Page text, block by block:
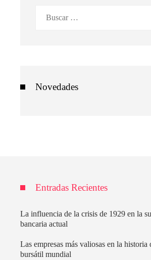
Novedades
Entradas Recientes
La influencia de la crisis de 1929 en la
bancaria actual
Las empresas más valiosas en la historia
bursátil mundial